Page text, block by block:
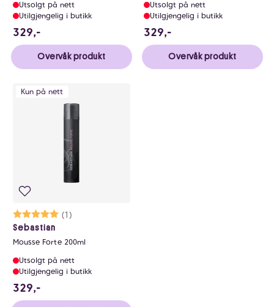
Utsolgt på nett
Utilgjengelig i butikk
329,-
Overvåk produkt
Utsolgt på nett
Utilgjengelig i butikk
329,-
Overvåk produkt
Kun på nett
Karakter:
(1)
5.0 av 5 mulige
Sebastian
Mousse Forte 200ml
Utsolgt på nett
Utilgjengelig i butikk
329,-